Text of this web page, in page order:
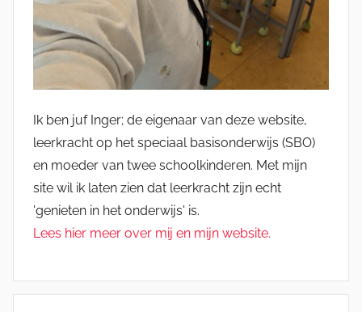
Ik ben juf Inger; de eigenaar van deze website,
leerkracht op het speciaal basisonderwijs (SBO)
en moeder van twee schoolkinderen. Met mijn
site wil ik laten zien dat leerkracht zijn echt
'genieten in het onderwijs' is.
Lees hier meer over mij en mijn website.